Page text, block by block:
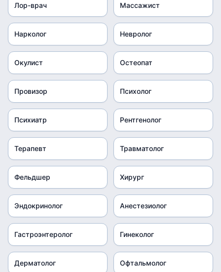
Лор-врач Массажист
Нарколог Невролог
Окулист Остеопат
Провизор Психолог
Психиатр Рентгенолог
Терапевт Травматолог
Фельдшер Хирург
Эндокринолог Анестезиолог
Гастроэнтеролог Гинеколог
Дерматолог Офтальмолог